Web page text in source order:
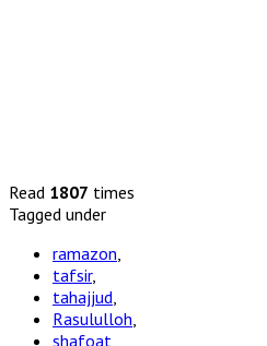
Read 1807 times
Tagged under
ramazon
tafsir,
tahajjud
Rasululloh
shafoat